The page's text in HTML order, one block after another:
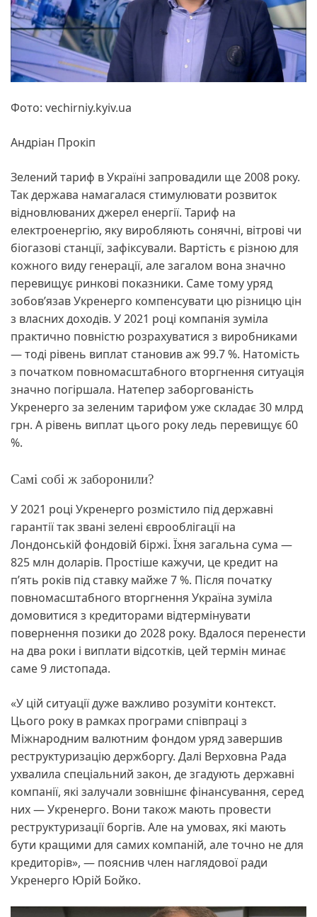
Фото: vechirniy.kyiv.uа
Андріан Прокіп
Зелений тариф в Україні запровадили ще 2008 року.
Так держава намагалася стимулювати розвиток
відновлюваних джерел енергії. Тариф на
електроенергію, яку виробляють сонячні, вітрові чи
біогазові станції, зафіксували. Вартість є різною для
кожного виду генерації, але загалом вона значно
перевищує ринкові показники. Саме тому уряд
зобов’язав Укренерго компенсувати цю різницю цін
з власних доходів. У 2021 році компанія зуміла
практично повністю розрахуватися з виробниками
— тоді рівень виплат становив аж 99.7 %. Натомість
з початком повномасштабного вторгнення ситуація
значно погіршала. Натепер заборгованість
Укренерго за зеленим тарифом уже складає 30 млрд
грн. А рівень виплат цього року ледь перевищує 60
%.
Самі собі ж заборонили?
У 2021 році Укренерго розмістило під державні
гарантії так звані зелені єврооблігації на
Лондонській фондовій біржі. Їхня загальна сума —
825 млн доларів. Простіше кажучи, це кредит на
п’ять років під ставку майже 7 %. Після початку
повномасштабного вторгнення Україна зуміла
домовитися з кредиторами відтермінувати
повернення позики до 2028 року. Вдалося перенести
на два роки і виплати відсотків, цей термін минає
саме 9 листопада.
«У цій ситуації дуже важливо розуміти контекст.
Цього року в рамках програми співпраці з
Міжнародним валютним фондом уряд завершив
реструктуризацію держборгу. Далі Верховна Рада
ухвалила спеціальний закон, де згадують державні
компанії, які залучали зовнішнє фінансування, серед
них — Укренерго. Вони також мають провести
реструктуризації боргів. Але на умовах, які мають
бути кращими для самих компаній, але точно не для
кредиторів», — пояснив член наглядової ради
Укренерго Юрій Бойко.